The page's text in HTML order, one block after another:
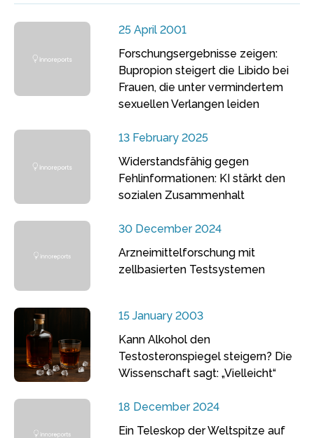
25 April 2001
Forschungsergebnisse zeigen:
Bupropion steigert die Libido bei
Frauen, die unter vermindertem
sexuellen Verlangen leiden
13 February 2025
Widerstandsfähig gegen
Fehlinformationen: KI stärkt den
sozialen Zusammenhalt
30 December 2024
Arzneimittelforschung mit
zellbasierten Testsystemen
15 January 2003
Kann Alkohol den
Testosteronspiegel steigern? Die
Wissenschaft sagt: „Vielleicht“
18 December 2024
Ein Teleskop der Weltspitze auf